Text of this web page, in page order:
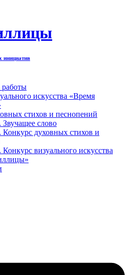
инициатив
искусства «Время
стихов и песнопений
слово
Конкурс духовных стихов и
визуального искусства